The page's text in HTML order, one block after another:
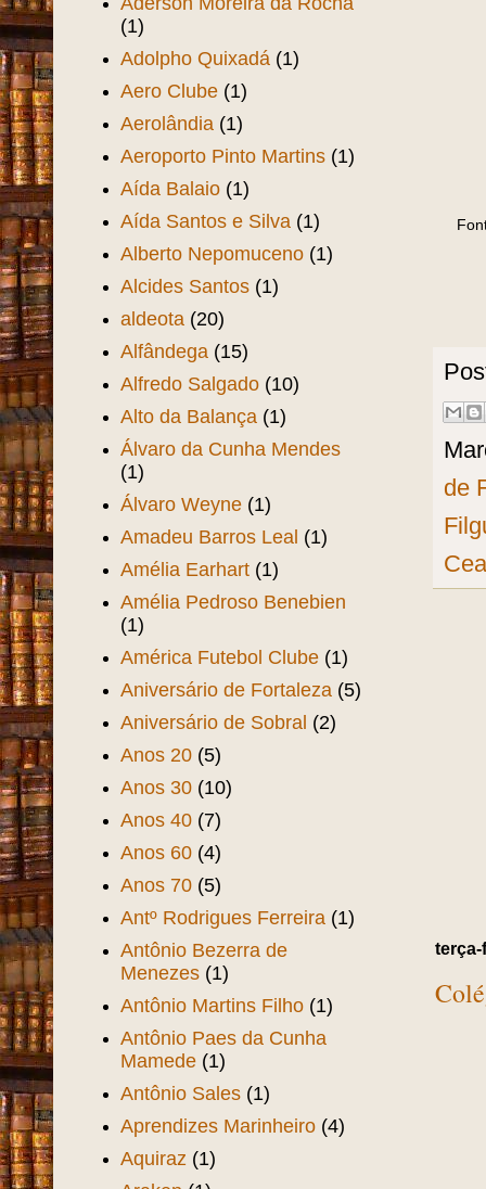
de
terça-
(1)
Adolpho Quixadá (1)
Aero Clube (1)
Aerolândia (1)
Aeroporto Pinto Martins (1)
Aída Balaio (1)
Aída Santos e Silva (1)
Alberto Nepomuceno (1)
Alcides Santos (1)
aldeota (20)
Alfândega (15)
Alfredo Salgado (10)
Alto da Balança (1)
Álvaro da Cunha Mendes
(1)
Álvaro Weyne (1)
Amadeu Barros Leal (1)
Amélia Earhart (1)
Amélia Pedroso Benebien
(1)
América Futebol Clube (1)
Aniversário de Fortaleza (5)
Aniversário de Sobral (2)
Anos 20 (5)
Anos 30 (10)
Anos 40 (7)
Anos 60 (4)
Anos 70 (5)
Antº Rodrigues Ferreira (1)
Antônio Bezerra de
Menezes (1)
Antônio Martins Filho (1)
Antônio Paes da Cunha
Mamede (1)
Antônio Sales (1)
Aprendizes Marinheiro (4)
Aquiraz (1)